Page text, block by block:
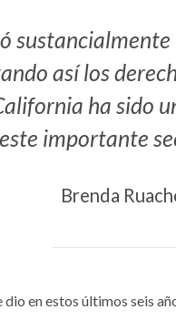
así los
ha sido
importante
Brenda
en estos últimos seis